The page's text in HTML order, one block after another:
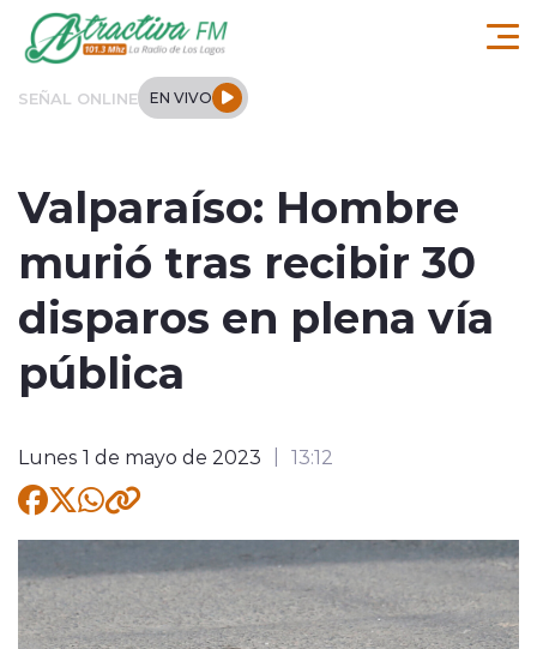
Click acá para ir directamente al contenido
SEÑAL ONLINE EN VIVO
Actualidad
Tendencias
Deportes
Entrevistas
Quienes Somos
Valparaíso: Hombre
murió tras recibir 30
disparos en plena vía
pública
Lunes 1 de mayo de 2023 13:12